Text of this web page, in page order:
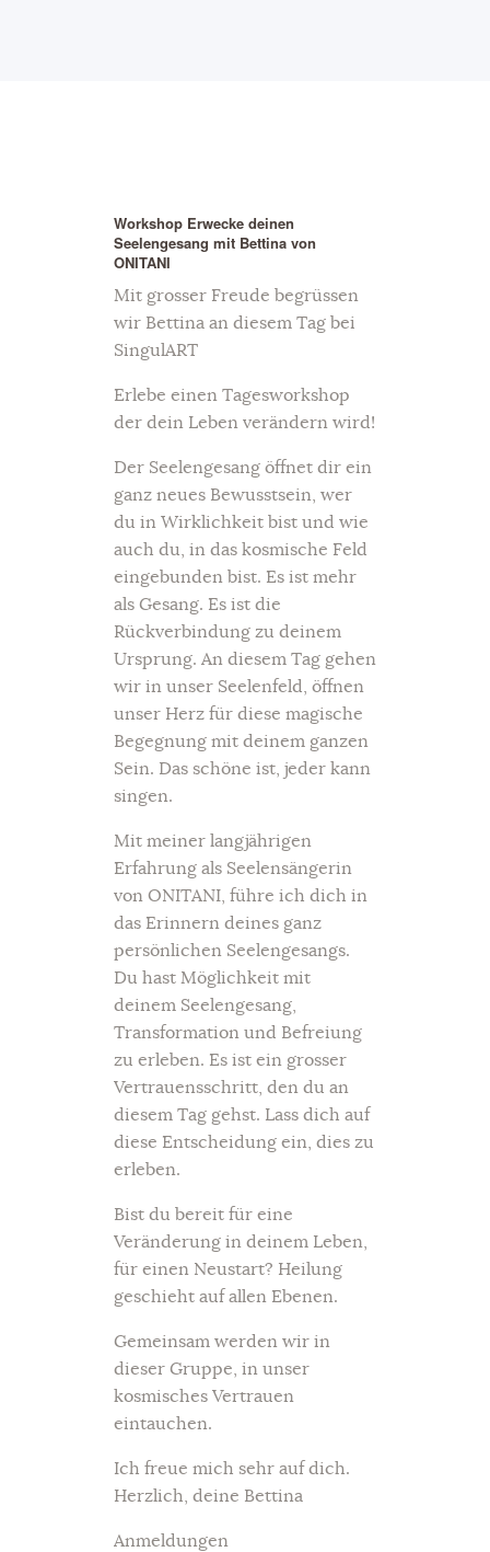
Workshop Erwecke deinen
Seelengesang mit Bettina von
ONITANI
Mit grosser Freude begrüssen
wir Bettina an diesem Tag bei
SingulART
Erlebe einen Tagesworkshop
der dein Leben verändern wird!
Der Seelengesang öffnet dir ein
ganz neues Bewusstsein, wer
du in Wirklichkeit bist und wie
auch du, in das kosmische Feld
eingebunden bist. Es ist mehr
als Gesang. Es ist die
Rückverbindung zu deinem
Ursprung. An diesem Tag gehen
wir in unser Seelenfeld, öffnen
unser Herz für diese magische
Begegnung mit deinem ganzen
Sein. Das schöne ist, jeder kann
singen.
Mit meiner langjährigen
Erfahrung als Seelensängerin
von ONITANI, führe ich dich in
das Erinnern deines ganz
persönlichen Seelengesangs.
Du hast Möglichkeit mit
deinem Seelengesang,
Transformation und Befreiung
zu erleben. Es ist ein grosser
Vertrauensschritt, den du an
diesem Tag gehst. Lass dich auf
diese Entscheidung ein, dies zu
erleben.
Bist du bereit für eine
Veränderung in deinem Leben,
für einen Neustart? Heilung
geschieht auf allen Ebenen.
Gemeinsam werden wir in
dieser Gruppe, in unser
kosmisches Vertrauen
eintauchen.
Ich freue mich sehr auf dich.
Herzlich, deine Bettina
Anmeldungen